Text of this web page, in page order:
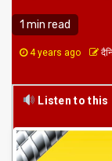
1 min read
4 years ago
Listen to this